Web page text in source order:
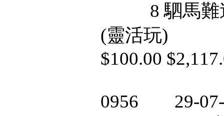
8 駟馬難追
(靈活玩)
$100.00
0956 29-07-